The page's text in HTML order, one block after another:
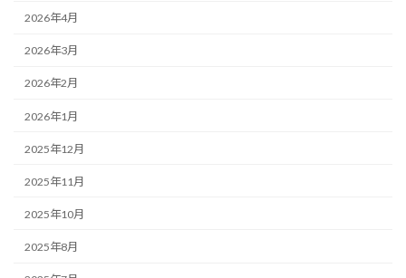
2026年4月
2026年3月
2026年2月
2026年1月
2025年12月
2025年11月
2025年10月
2025年8月